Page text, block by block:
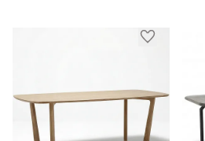
РОССИЯ